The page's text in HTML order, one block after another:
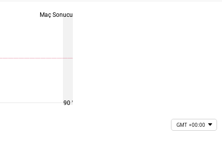
Maç Sonucu
90 '
GMT +00:00